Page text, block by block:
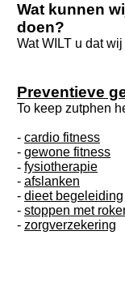
Wat kunnen
doen?
Wat WILT u dat
Preventieve
To keep zutphen
- cardio fitness
- gewone fitness
- fysiotherapie
- afslanken
- dieet begeleiding
- stoppen met
- zorgverzekering